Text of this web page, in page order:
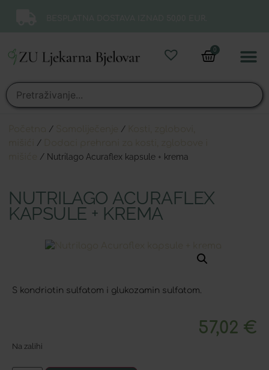
0
/ /
/
/ Nutrilago Acuraflex kapsule + krema
NUTRILAGO ACURAFLEX
KAPSULE + KREMA
S kondriotin sulfatom i glukozamin sulfatom.
57,02 €
Na zalihi